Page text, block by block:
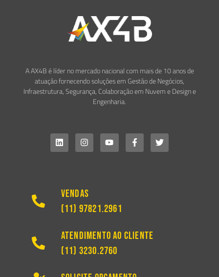
A AX4B é líder no mercado nacional com mais de 10 anos de
atuação fornecendo soluções em Gestão de Negócios,
Infraestrutura, Segurança, Colaboração em Nuvem e Design e
Engenharia.
Vendas
(11) 97821.2961
Atendimento ao Cliente
(11) 3230.2760